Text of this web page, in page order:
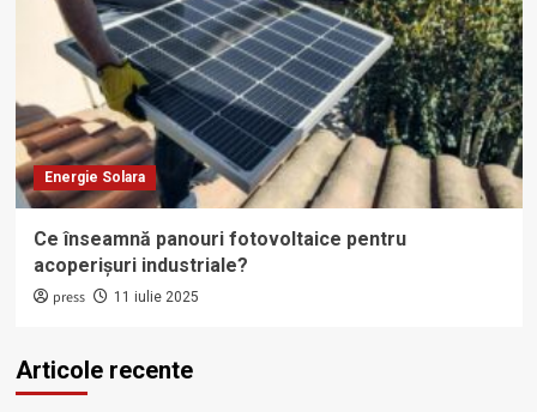
Energie Solara
Ce înseamnă panouri fotovoltaice pentru
acoperișuri industriale?
press 11 iulie 2025
Articole recente